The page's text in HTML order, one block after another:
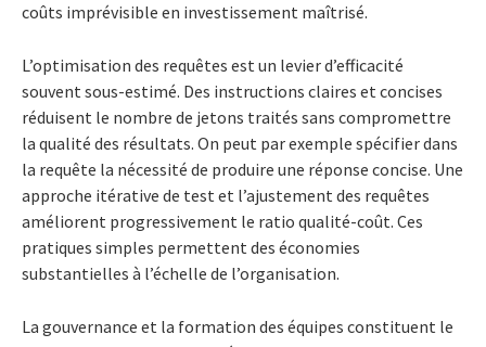
coûts imprévisible en investissement maîtrisé.
L’optimisation des requêtes est un levier d’efficacité
souvent sous-estimé. Des instructions claires et concises
réduisent le nombre de jetons traités sans compromettre
la qualité des résultats. On peut par exemple spécifier dans
la requête la nécessité de produire une réponse concise. Une
approche itérative de test et l’ajustement des requêtes
améliorent progressivement le ratio qualité-coût. Ces
pratiques simples permettent des économies
substantielles à l’échelle de l’organisation.
La gouvernance et la formation des équipes constituent le